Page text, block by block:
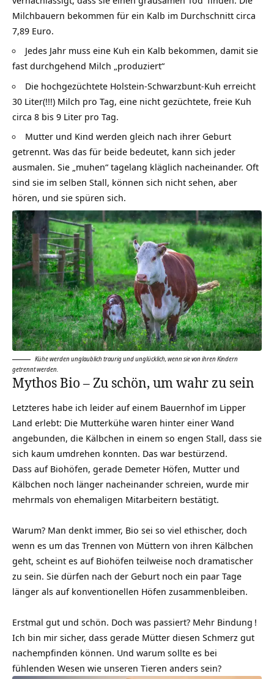
Milchbauern bekommen für ein Kalb im Durchschnitt circa
7,89 Euro.
Jedes Jahr muss eine Kuh ein Kalb bekommen, damit sie
fast durchgehend Milch „produziert“
Die hochgezüchtete Holstein-Schwarzbunt-Kuh erreicht
30 Liter(!!!) Milch pro Tag, eine nicht gezüchtete, freie Kuh
circa 8 bis 9 Liter pro Tag.
Mutter und Kind werden gleich nach ihrer Geburt
getrennt. Was das für beide bedeutet, kann sich jeder
ausmalen. Sie „muhen“ tagelang kläglich nacheinander. Oft
sind sie im selben Stall, können sich nicht sehen, aber
hören, und sie spüren sich.
Kühe werden unglaublich traurig und unglücklich, wenn sie von ihren Kindern
getrennt werden.
Mythos Bio – Zu schön, um wahr zu sein
Letzteres habe ich leider auf einem Bauernhof im Lipper
Land erlebt: Die Mutterkühe waren hinter einer Wand
angebunden, die Kälbchen in einem so engen Stall, dass sie
sich kaum umdrehen konnten. Das war bestürzend.
Dass auf Biohöfen, gerade Demeter Höfen, Mutter und
Kälbchen noch länger nacheinander schreien, wurde mir
mehrmals von ehemaligen Mitarbeitern bestätigt.
Warum? Man denkt immer, Bio sei so viel ethischer, doch
wenn es um das Trennen von Müttern von ihren Kälbchen
geht, scheint es auf Biohöfen teilweise noch dramatischer
zu sein. Sie dürfen nach der Geburt noch ein paar Tage
länger als auf konventionellen Höfen zusammenbleiben.
Erstmal gut und schön. Doch was passiert? Mehr Bindung !
Ich bin mir sicher, dass gerade Mütter diesen Schmerz gut
nachempfinden können. Und warum sollte es bei
fühlenden Wesen wie unseren Tieren anders sein?